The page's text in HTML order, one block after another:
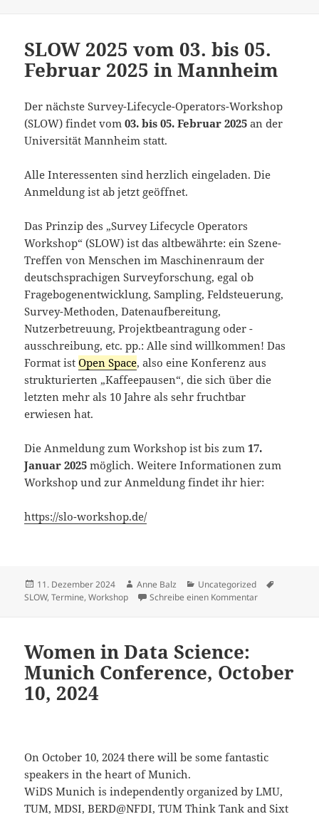
SLOW 2025 vom 03. bis 05.
Februar 2025 in Mannheim
Der nächste Survey-Lifecycle-Operators-Workshop
(SLOW) findet vom03. bis 05. Februar 2025 an der
Universität Mannheim statt.
Alle Interessenten sind herzlich eingeladen. Die
Anmeldung ist ab jetzt geöffnet.
Das Prinzip des „Survey Lifecycle Operators
Workshop“ (SLOW) ist das altbewährte: ein Szene-
Treffen von Menschen im Maschinenraum der
deutschsprachigen Surveyforschung, egal ob
Fragebogenentwicklung, Sampling, Feldsteuerung,
Survey-Methoden, Datenaufbereitung,
Nutzerbetreuung, Projektbeantragung oder -
ausschreibung, etc. pp.: Alle sind willkommen! Das
Format istOpen Space, also eine Konferenz aus
strukturierten „Kaffeepausen“, die sich über die
letzten mehr als 10 Jahre als sehr fruchtbar
erwiesen hat.
Die Anmeldung zum Workshop ist bis zum17.
Januar 2025 möglich. Weitere Informationen zum
Workshop und zur Anmeldung findet ihr hier:
https://slo-workshop.de/
Veröffentlicht
am
11. Dezember 2024 Autor
Anne Balz Kategorien
Uncategorized
SLOW,Termine,Workshop Schreibe einen Kommentarzu SLOW
Women in Data Science:
Munich Conference, October
10, 2024
On October 10, 2024 there will be some fantastic
speakers in the heart of Munich.
WiDS Munich is independently organized by LMU,
TUM, MDSI, BERD@NFDI, TUM Think Tank and Sixt